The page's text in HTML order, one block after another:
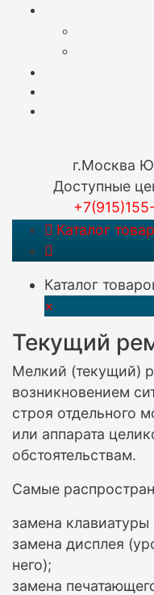
г.Москва
Доступные
Каталог
Каталог
×
Текущий
Мелкий (текущий)
возникновением
строя отдельного
или аппарата
обстоятельствам.
Самые
замена
замена дисплея
него);
замена